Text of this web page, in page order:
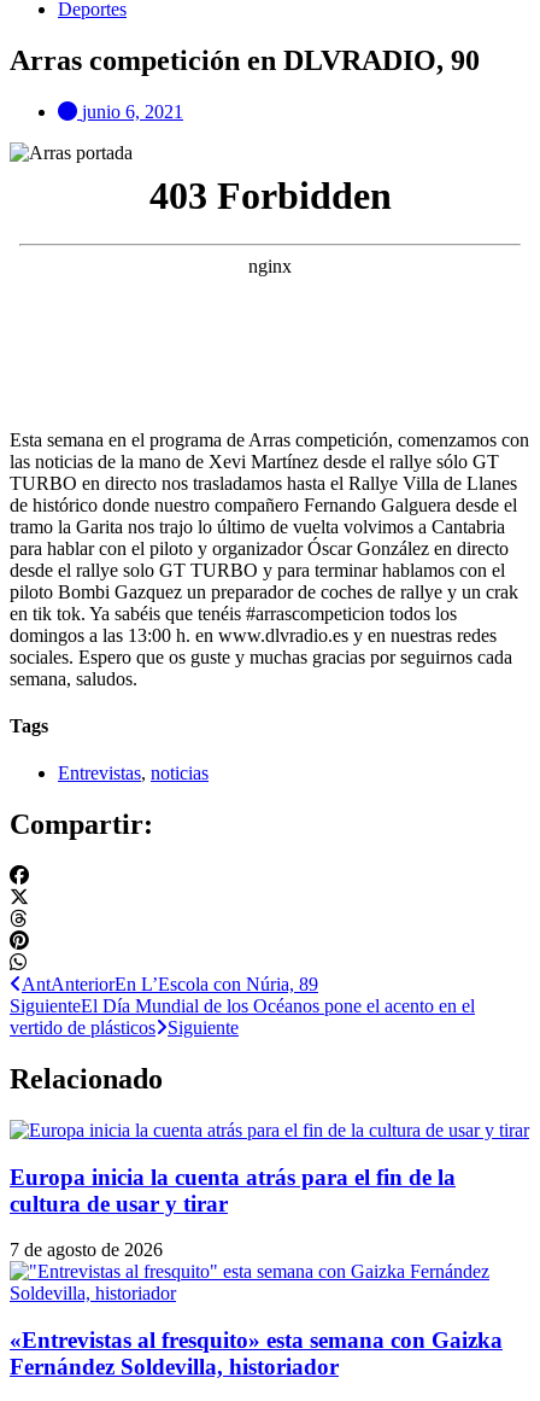
Deportes
Arras competición en DLVRADIO, 90
junio 6, 2021
Esta semana en el programa de Arras competición, comenzamos con
las noticias de la mano de Xevi Martínez desde el rallye sólo GT
TURBO en directo nos trasladamos hasta el Rallye Villa de Llanes
de histórico donde nuestro compañero Fernando Galguera desde el
tramo la Garita nos trajo lo último de vuelta volvimos a Cantabria
para hablar con el piloto y organizador Óscar González en directo
desde el rallye solo GT TURBO y para terminar hablamos con el
piloto Bombi Gazquez un preparador de coches de rallye y un crak
en tik tok. Ya sabéis que tenéis #arrascompeticion todos los
domingos a las 13:00 h. en www.dlvradio.es y en nuestras redes
sociales. Espero que os guste y muchas gracias por seguirnos cada
semana, saludos.
Tags
Entrevistas, noticias
Compartir:
AntAnteriorEn L’Escola con Núria, 89
SiguienteEl Día Mundial de los Océanos pone el acento en el
vertido de plásticos
Siguiente
Relacionado
Europa inicia la cuenta atrás para el fin de la
cultura de usar y tirar
7 de agosto de 2026
«Entrevistas al fresquito» esta semana con Gaizka
Fernández Soldevilla, historiador